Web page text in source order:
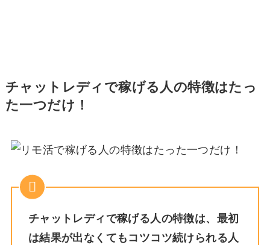
チャットレディで稼げる人の特徴はたっ
た一つだけ！
チャットレディで稼げる人の特徴は、最初
は結果が出なくてもコツコツ続けられる人